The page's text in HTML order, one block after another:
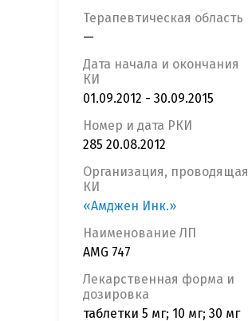
Терапевтическая область
—
Дата начала и окончания
КИ
01.09.2012 - 30.09.2015
Номер и дата РКИ
285 20.08.2012
Организация, проводящая
КИ
«Амджен Инк.»
Наименование ЛП
AMG 747
Лекарственная форма и
дозировка
таблетки 5 мг; 10 мг; 30 мг